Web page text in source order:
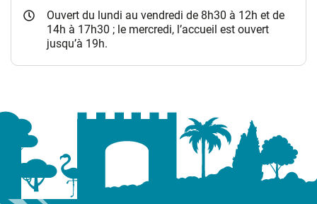
Ouvert du lundi au vendredi de 8h30 à 12h et de
14h à 17h30 ; le mercredi, l’accueil est ouvert
jusqu’à 19h.